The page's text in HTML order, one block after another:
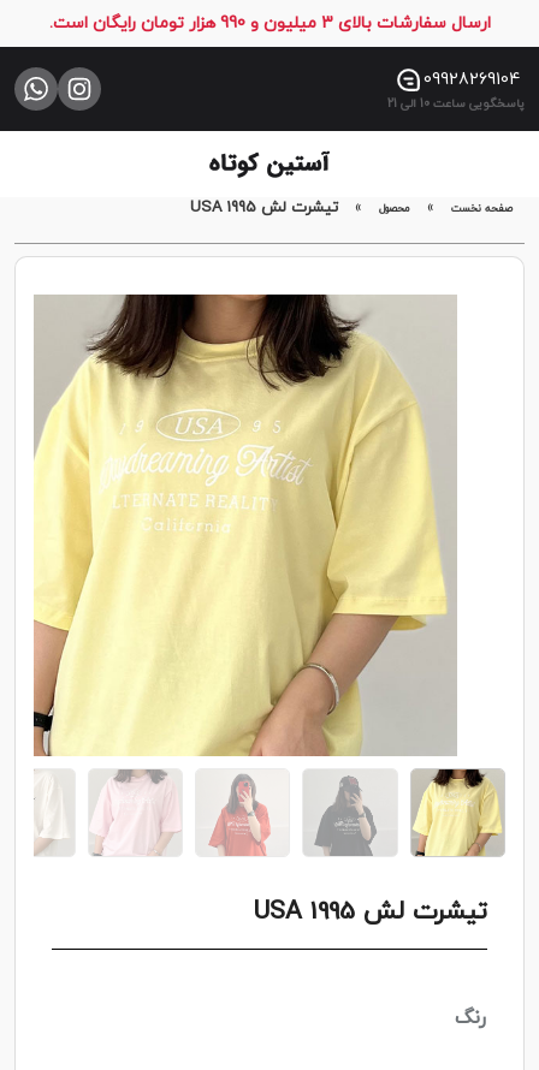
ارسال سفارشات بالای 3 میلیون و 990 هزار تومان رایگان است.
09928269104
پاسخگویی ساعت 10 الی 21
صفحه
نخست
فروشگاه
صفحه نخست » محصول » تیشرت لش USA 1995
تیشرت لش USA 1995
رنگ